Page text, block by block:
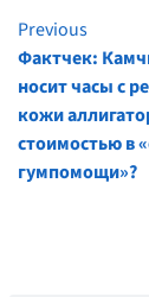
Continue
Reading
Previous
Фактчек:
носит часы с
кожи
стоимостью в
гумпомощи»?